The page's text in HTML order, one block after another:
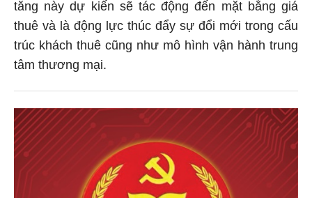
tăng này dự kiến sẽ tác động đến mặt bằng giá
thuê và là động lực thúc đẩy sự đổi mới trong cấu
trúc khách thuê cũng như mô hình vận hành trung
tâm thương mại.